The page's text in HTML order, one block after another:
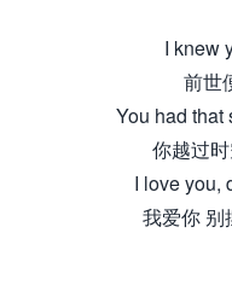
I knew
前世
You had that
你越过
I love you,
我爱你 别